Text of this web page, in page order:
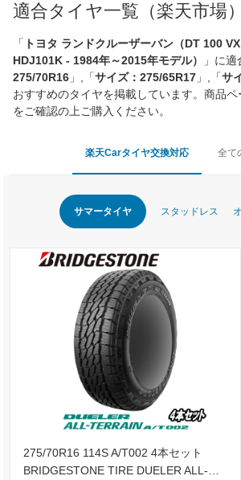
適合タイヤ一覧（楽天市場）
「 トヨタ ランドクルーザーバン（DT 100
HDJ101K - 1984年～2015年モデル）
」に
275/70R16 」,「サイズ：275/65R17 」,「サ
おすすめのタイヤを掲載しています。商品
をご確認の上ご購入ください。
楽天Carタイヤ交換対応 全て
サマータイヤ スタッドレス
275/70R16 114S A/T002 4本セット
BRIDGESTONE TIRE DUELER ALL-